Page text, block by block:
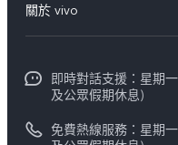
Y21d
服務中心
Funtouch OS
系統升級
關於 vivo
新聞資訊
vivo工作
即時對話支援：星期
及公眾假期休息)
免費熱線服務：星期